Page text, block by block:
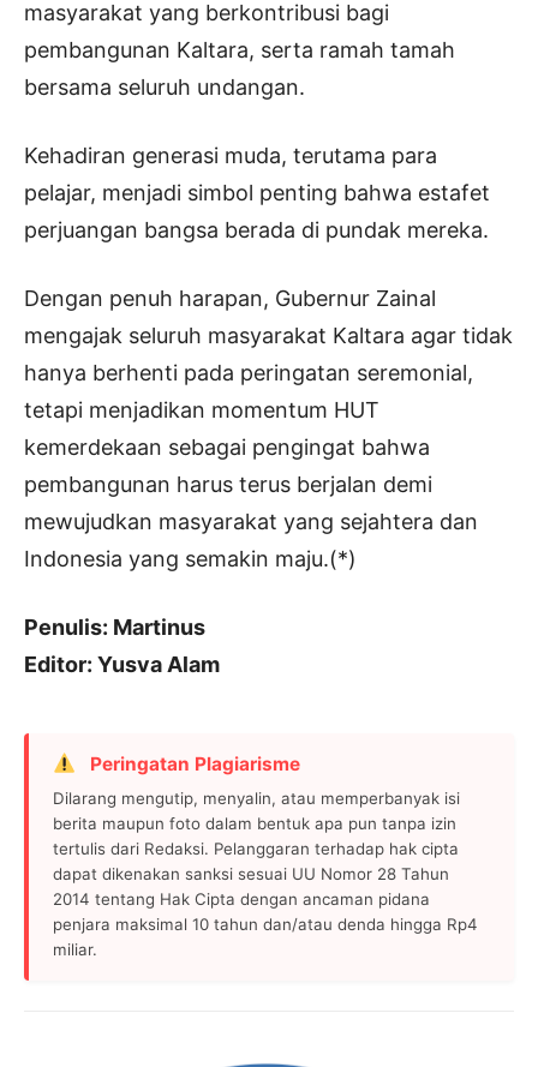
masyarakat yang berkontribusi bagi
pembangunan Kaltara, serta ramah tamah
bersama seluruh undangan.
Kehadiran generasi muda, terutama para
pelajar, menjadi simbol penting bahwa estafet
perjuangan bangsa berada di pundak mereka.
Dengan penuh harapan, Gubernur Zainal
mengajak seluruh masyarakat Kaltara agar tidak
hanya berhenti pada peringatan seremonial,
tetapi menjadikan momentum HUT
kemerdekaan sebagai pengingat bahwa
pembangunan harus terus berjalan demi
mewujudkan masyarakat yang sejahtera dan
Indonesia yang semakin maju.(*)
Penulis: Martinus
Editor: Yusva Alam
Peringatan Plagiarisme
Dilarang mengutip, menyalin, atau memperbanyak isi
berita maupun foto dalam bentuk apa pun tanpa izin
tertulis dari Redaksi. Pelanggaran terhadap hak cipta
dapat dikenakan sanksi sesuai UU Nomor 28 Tahun
2014 tentang Hak Cipta dengan ancaman pidana
penjara maksimal 10 tahun dan/atau denda hingga Rp4
miliar.